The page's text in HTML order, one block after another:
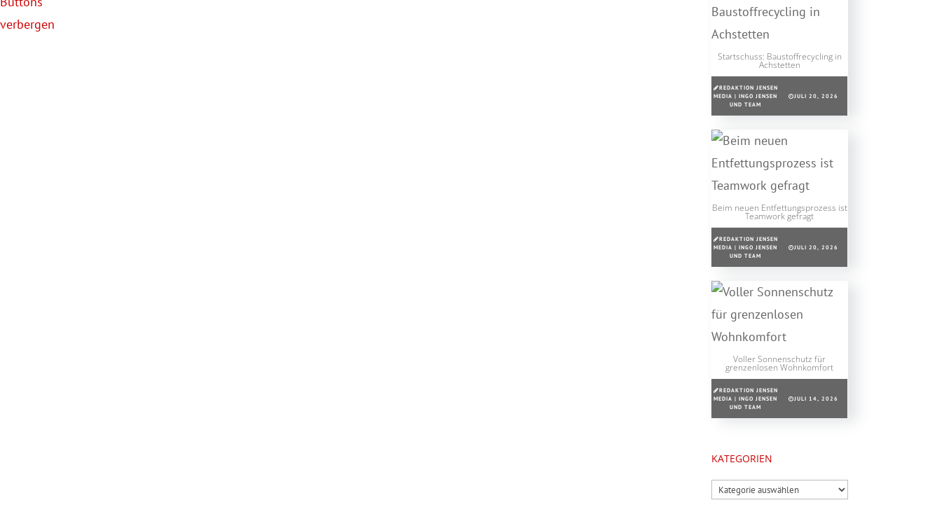
Startschuss: Baustoffrecycling in
Achstetten
REDAKTION JENSEN
MEDIA | INGO JENSEN
UND TEAM
JULI 20, 2026
Beim neuen Entfettungsprozess ist
Teamwork gefragt
REDAKTION JENSEN
MEDIA | INGO JENSEN
UND TEAM
JULI 20, 2026
Voller Sonnenschutz für
grenzenlosen Wohnkomfort
REDAKTION JENSEN
MEDIA | INGO JENSEN
UND TEAM
JULI 14, 2026
KATEGORIEN
Kategorien